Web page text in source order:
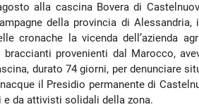
alla cascina Bovera di
della provincia di
cronache la vicenda dell’azienda
braccianti provenienti dal Marocco,
durato 74 giorni, per denunciare
il Presidio permanente di
da attivisti solidali della zona.